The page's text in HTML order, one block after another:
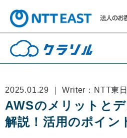
2025.01.29 ｜ Writer：NTT東
AWSのメリットと
解説！活用のポイン